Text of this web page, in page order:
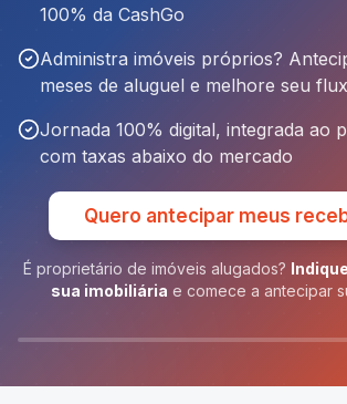
100% da CashGo
Administra imóveis próprios?
meses de aluguel e melhore seu
Jornada 100% digital, integrada ao
com taxas abaixo do mercado
Quero antecipar meus
É proprietário de imóveis alugados?
sua imobiliária e comece a antecipar